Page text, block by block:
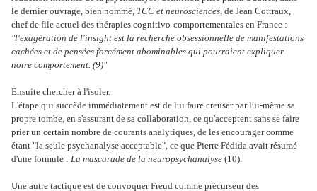
le dernier ouvrage, bien nommé, TCC et neurosciences, de Jean Cottraux,
chef de file actuel des thérapies cognitivo-comportementales en France :
"l'exagération de l'insight est la recherche obsessionnelle de manifestations
cachées et de pensées forcément abominables qui pourraient expliquer
notre comportement. (9)"
Ensuite chercher à l'isoler.
L'étape qui succède immédiatement est de lui faire creuser par lui-même sa
propre tombe, en s'assurant de sa collaboration, ce qu'acceptent sans se faire
prier un certain nombre de courants analytiques, de les encourager comme
étant "la seule psychanalyse acceptable", ce que Pierre Fédida avait résumé
d'une formule : La mascarade de la neuropsychanalyse (10).
Une autre tactique est de convoquer Freud comme précurseur des